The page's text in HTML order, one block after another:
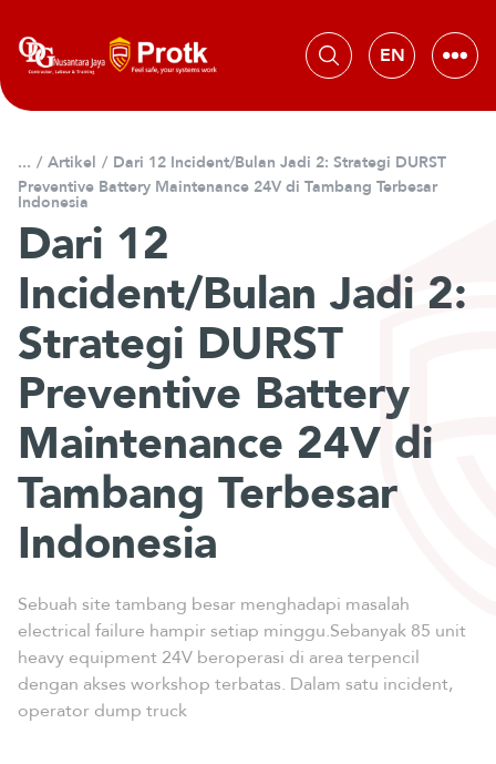
a
/ Artikel / Dari 12 Incident/Bulan Jadi 2: Strategi DURST
Preventive Battery Maintenance 24V di Tambang Terbesar
Indonesia
Dari 12
Incident/Bulan Jadi 2:
Strategi DURST
Preventive Battery
Maintenance 24V di
Tambang Terbesar
Indonesia
Sebuah site tambang besar menghadapi masalah
electrical failure hampir setiap minggu.Sebanyak 85 unit
heavy equipment 24V beroperasi di area terpencil
dengan akses workshop terbatas. Dalam satu incident,
operator dump truck